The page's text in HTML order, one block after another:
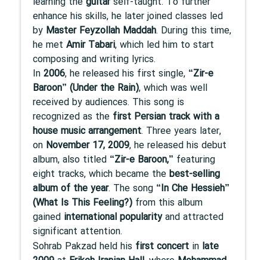
enhance his skills, he later joined classes led
by Master Feyzollah Maddah. During this time,
he met Amir Tabari, which led him to start
composing and writing lyrics.
In2006, he released his first single, “Zir-e
Baroon” (Under the Rain), which was well
received by audiences. This song is
recognized as the first Persian track with a
house music arrangement. Three years later,
on November 17, 2009, he released his debut
album, also titled “Zir-e Baroon,” featuring
eight tracks, which became thebest-selling
album of the year. The song “In Che Hessieh”
(What Is This Feeling?) from this album
gained international popularityand attracted
significant attention.
Sohrab Pakzad held his first concert in late